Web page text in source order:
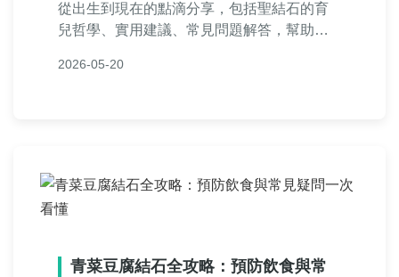
從出生到現在的點滴分享，包括聖結石的育
兒哲學、實用建議、常見問題解答，幫助家
發展里程碑、日常照顧技巧，以及聖結石一
2026-05-20
青菜豆腐結石全攻略：預防飲食與常